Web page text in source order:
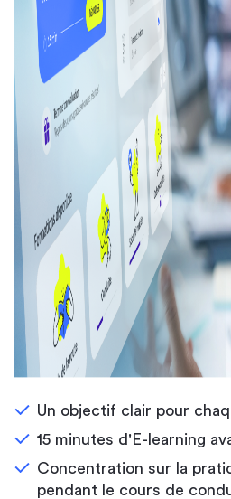
Un objectif clair pour
15 minutes d'E-learning
Concentration sur la
pendant le cours de